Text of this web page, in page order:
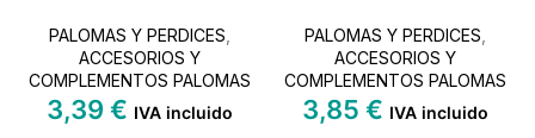
PALOMAS Y PERDICES
ACCESORIOS Y
COMPLEMENTOS PALOMAS
3,39 € IVA incluido
PALOMAS Y PERDICES
ACCESORIOS Y
COMPLEMENTOS PALOMAS
3,85 € IVA incluido